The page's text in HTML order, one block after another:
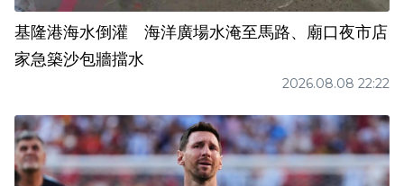
基隆港海水倒灌 海洋廣場水淹至馬路、廟口夜市店
家急築沙包牆擋水
2026.08.08 22:22